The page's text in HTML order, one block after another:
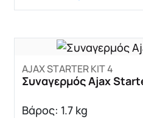
AJAX STARTER KIT 4
Συναγερμός Ajax
Βάρος: 1.7 kg